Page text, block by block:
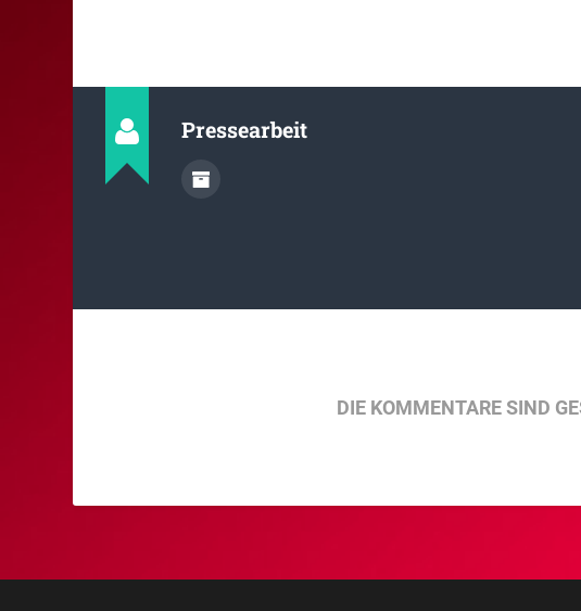
Pressearbeit
DIE KOMMENTARE SIND